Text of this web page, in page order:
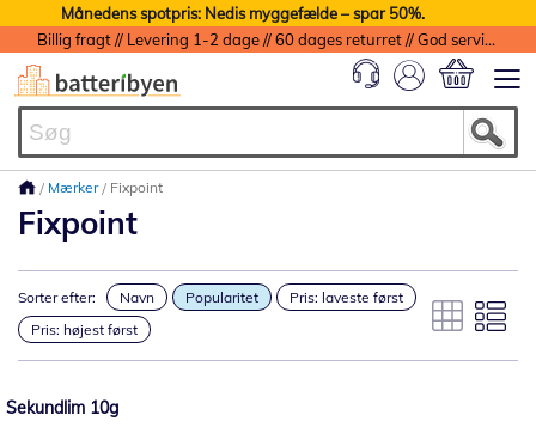
Månedens spotpris: Nedis myggefælde – spar 50%.
Billig fragt // Levering 1-2 dage // 60 dages returret // God service med garanti
Mærker Fixpoint
Fixpoint
Sorter efter: Navn Popularitet
Pris: laveste først
Pris: højest først
Sekundlim 10g